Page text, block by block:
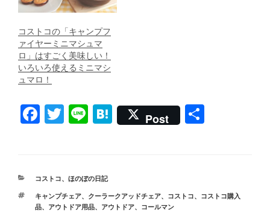
コストコの「キャンプフ
ァイヤーミニマシュマ
ロ」はすごく美味しい！
いろいろ使えるミニマシ
ュマロ！
F
e
b
o
T
er
Li
H
a
Post
カ
ゴ
リ
コストコ、 ほのぼの日記
タ
グ
キャンプチェア、 クーラークアッドチェア、 コストコ、
コストコ購入
品、 アウトドア用品、 アウトドア、 コールマン